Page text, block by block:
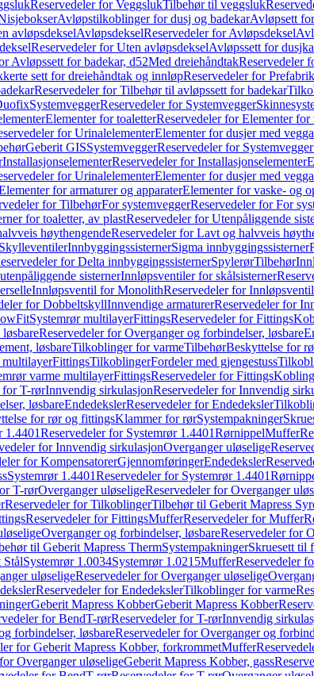
Reservedeler for VeggslukTilbehør til veggsluk
Avløpstilkoblinger for dusj og badekarAvløpsett
avløpsdekselAvløpsdekselReservedeler for Avløpsdeksel
Reservedeler for Uten avløpsdekselAvløpssett for
Avløpssett for badekar, d52Med dreiehåndtakReservedeler
sett for dreiehåndtak og innløpReservedeler for
Reservedeler for Tilbehør til avløpssett for badekar
SystemveggerReservedeler for Systemvegger
Elementer for toaletterReservedeler for Elementer for
for UrinalelementerElementer for dusjer med
Geberit GISSystemveggerReservedeler for Systemvegger
InstallasjonselementerReservedeler for Installasjonselementer
for UrinalelementerElementer for dusjer med
for armaturer og apparaterElementer for vaske- og
for TilbehørFor systemveggerReservedeler for For
for toaletter, av plastReservedeler for Utenpåliggende
høythengendeReservedeler for Lavt og halvveis
InnbyggingssisternerSigma innbyggingssisterner
for Delta innbyggingssisternerSpylerørTilbehør
sisternerInnløpsventiler for skålsisterner
Innløpsventil for MonolithReservedeler for
for DobbeltskyllInnvendige armaturerReservedeler for
Systemrør multilayerFittingsReservedeler for Fittings
Reservedeler for Overganger og forbindelser, løsbare
løsbareTilkoblinger for varmeTilbehørBeskyttelse for
multilayerFittingsTilkoblingerFordeler med gjengestuss
varme multilayerFittingsReservedeler for Fittings
for T-rørInnvendig sirkulasjonReservedeler for Innvendig
løsbareEndedekslerReservedeler for Endedeksler
for rør og fittingsKlammer for rørSystempakninger
1.4401Reservedeler for Systemrør 1.4401RørnippelMuffer
for Innvendig sirkulasjonOverganger uløselige
for KompensatorerGjennomføringerEndedeksler
Systemrør 1.4401Reservedeler for Systemrør 1.4401
T-rørOverganger uløseligeReservedeler for Overganger
Reservedeler for TilkoblingerTilbehør til Geberit Mapress
Reservedeler for FittingsMufferReservedeler for Muffer
Overganger og forbindelser, løsbareReservedeler for
til Geberit Mapress ThermSystempakningerSkruesett til
StålSystemrør 1.0034Systemrør 1.0215MufferReservedeler
uløseligeReservedeler for Overganger uløselige
Reservedeler for EndedekslerTilkoblinger for varme
Geberit Mapress KobberGeberit Mapress Kobber
for BendT-rørReservedeler for T-rørInnvendig
forbindelser, løsbareReservedeler for Overganger og
for Geberit Mapress Kobber, forkrommetMuffer
Overganger uløseligeGeberit Mapress Kobber, gass